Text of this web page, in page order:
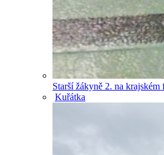
Starší žákyně 2. na
Kuřátka